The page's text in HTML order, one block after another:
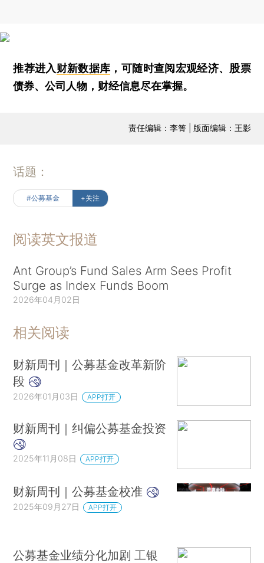
推荐进入财新数据库 ，可随时查阅宏观经济、股票
债券、公司人物，财经信息尽在掌握。
责任编辑：李箐 | 版面编辑：王影
话题：
#公募基金 +关注
阅读英文报道
Ant Group’s Fund Sales Arm Sees Profit
Surge as Index Funds Boom
2026年04月02日
相关阅读
财新周刊｜公募基金改革新阶
段
2026年01月03日 APP打开
财新周刊｜纠偏公募基金投资
2025年11月08日 APP打开
财新周刊｜公募基金校准
2025年09月27日 APP打开
公募基金业绩分化加剧 工银